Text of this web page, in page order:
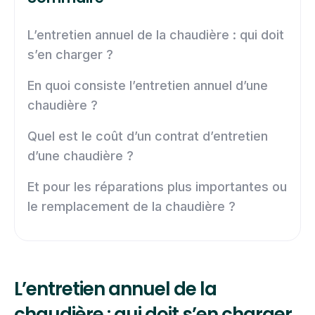
L’entretien annuel de la chaudière : qui doit
s’en charger ?
En quoi consiste l’entretien annuel d’une
chaudière ?
Quel est le coût d’un contrat d’entretien
d’une chaudière ?
Et pour les réparations plus importantes ou
le remplacement de la chaudière ?
L’entretien annuel de la